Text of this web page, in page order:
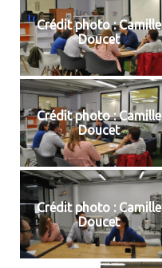
Crédit photo : Camille
Doucet
Crédit photo : Camille
Doucet
Crédit photo : Camille
Doucet